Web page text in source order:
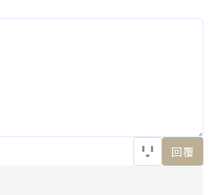
回覆